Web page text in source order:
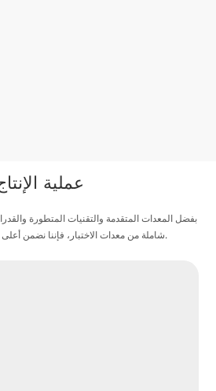
عملية
بفضل المعدات المتقدمة والتقنيات المتطورة
شاملة من معدات الاختبار، فإننا نضمن أعلى معايير الجودة لمنتجاتنا.